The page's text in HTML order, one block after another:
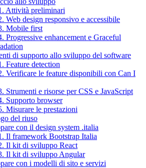
Attività preliminari
Web design responsivo e accessibile
Mobile first
Progressive enhancement e Graceful
di supporto allo sviluppo del software
Feature detection
Verificare le feature disponibili con Can I
Strumenti e risorse per CSS e JavaScript
Supporto browser
Misurare le prestazioni
del riuso
con il design system .italia
Il framework Bootstrap Italia
Il kit di sviluppo React
Il kit di sviluppo Angular
con i modelli di sito e servizi